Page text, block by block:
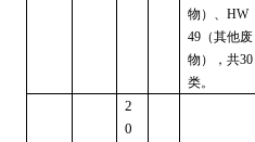
物）、HW
49 （其他废
物），共30
类。
2
0